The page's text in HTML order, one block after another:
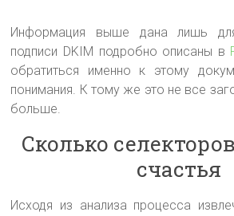
Информация выше дана лишь
подписи DKIM подробно описаны в
обратиться именно к этому
понимания. К тому же это не все
больше.
Сколько
счастья
Исходя из анализа процесса